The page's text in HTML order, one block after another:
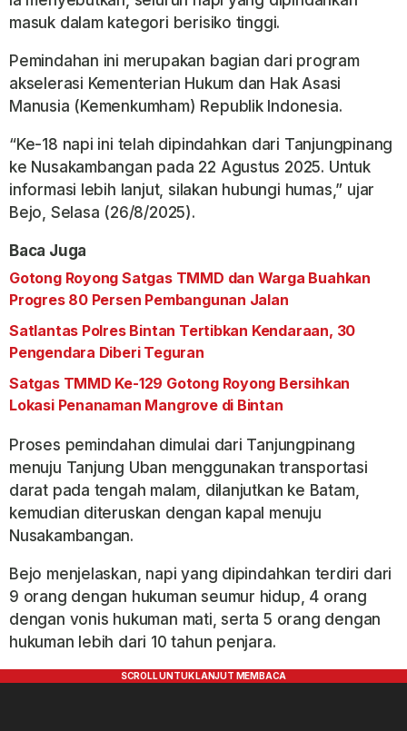
masuk dalam kategori berisiko tinggi.
Pemindahan ini merupakan bagian dari program
akselerasi Kementerian Hukum dan Hak Asasi
Manusia (Kemenkumham) Republik Indonesia.
“Ke-18 napi ini telah dipindahkan dari Tanjungpinang
ke Nusakambangan pada 22 Agustus 2025. Untuk
informasi lebih lanjut, silakan hubungi humas,” ujar
Bejo, Selasa (26/8/2025).
Baca Juga
Gotong Royong Satgas TMMD dan Warga Buahkan
Progres 80 Persen Pembangunan Jalan
Satlantas Polres Bintan Tertibkan Kendaraan, 30
Pengendara Diberi Teguran
Satgas TMMD Ke-129 Gotong Royong Bersihkan
Lokasi Penanaman Mangrove di Bintan
Proses pemindahan dimulai dari Tanjungpinang
menuju Tanjung Uban menggunakan transportasi
darat pada tengah malam, dilanjutkan ke Batam,
kemudian diteruskan dengan kapal menuju
Nusakambangan.
Bejo menjelaskan, napi yang dipindahkan terdiri dari
9 orang dengan hukuman seumur hidup, 4 orang
dengan vonis hukuman mati, serta 5 orang dengan
hukuman lebih dari 10 tahun penjara.